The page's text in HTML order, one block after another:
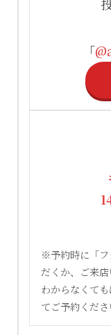
「
※予約時に「フ
だくか、ご来店
わからなくて
てご予約くださ